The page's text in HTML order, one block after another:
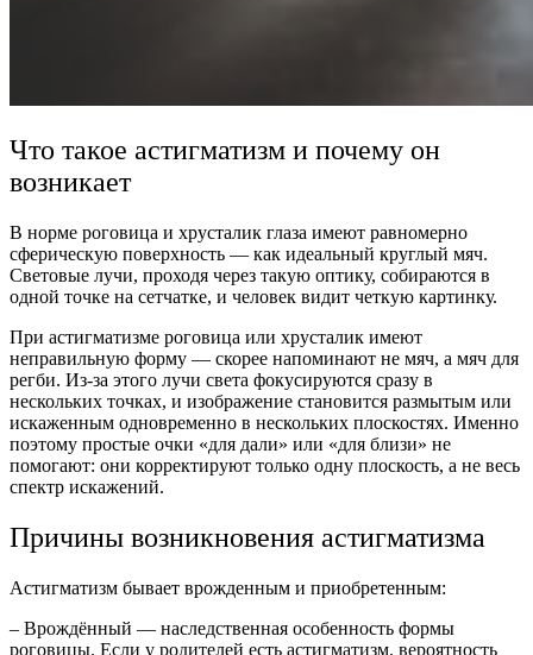
Что такое астигматизм и почему он
возникает
В норме роговица и хрусталик глаза имеют равномерно
сферическую поверхность — как идеальный круглый мяч.
Световые лучи, проходя через такую оптику, собираются в
одной точке на сетчатке, и человек видит четкую картинку.
При астигматизме роговица или хрусталик имеют
неправильную форму — скорее напоминают не мяч, а мяч для
регби. Из-за этого лучи света фокусируются сразу в
нескольких точках, и изображение становится размытым или
искаженным одновременно в нескольких плоскостях. Именно
поэтому простые очки «для дали» или «для близи» не
помогают: они корректируют только одну плоскость, а не весь
спектр искажений.
Причины возникновения астигматизма
Астигматизм бывает врожденным и приобретенным:
– Врождённый — наследственная особенность формы
роговицы. Если у родителей есть астигматизм, вероятность